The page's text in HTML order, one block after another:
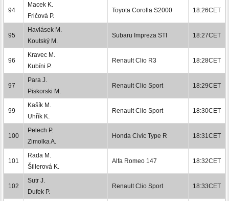
94
Macek K.
Fričová P.
Toyota Corolla S2000 18:26CET
95
Havlásek M.
Koutský M.
Subaru Impreza STI 18:27CET
96
Kravec M.
Kubíni P.
Renault Clio R3 18:28CET
97
Para J.
Piskorski M.
Renault Clio Sport 18:29CET
99
Kašík M.
Uhřík K.
Renault Clio Sport 18:30CET
100
Pelech P.
Zimolka A.
Honda Civic Type R 18:31CET
101
Rada M.
Šillerová K.
Alfa Romeo 147 18:32CET
102
Sutr J.
Dufek P.
Renault Clio Sport 18:33CET